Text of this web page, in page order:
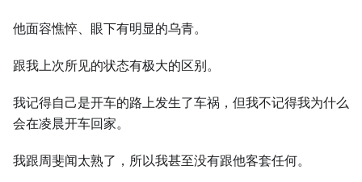
他面容憔悴、眼下有明显的乌青。
跟我上次所见的状态有极大的区别。
我记得自己是开车的路上发生了车祸，但我不记得我为什么
会在凌晨开车回家。
我跟周斐闻太熟了，所以我甚至没有跟他客套任何。